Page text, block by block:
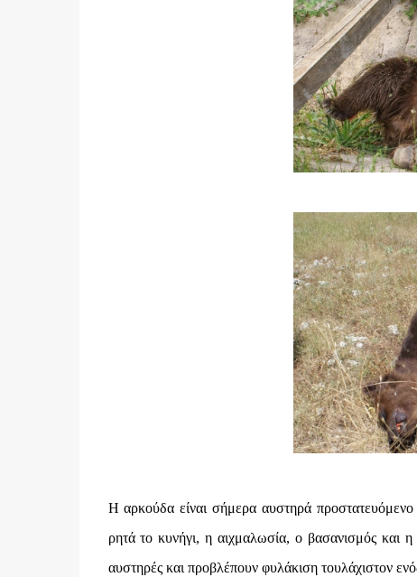
Η αρκούδα είναι σήμερα αυστηρά προστατευόμενο
ρητά το κυνήγι, η αιχμαλωσία, ο βασανισμός και
αυστηρές και προβλέπουν φυλάκιση τουλάχιστον